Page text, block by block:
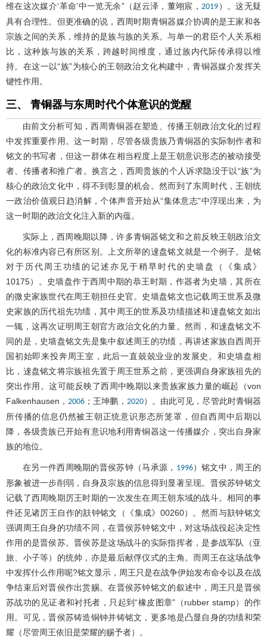
维在这次媒介‘革命’中一览无余”（赵云泽，董翊宸， 2019 ）。这无疑
具有合理性。但更准确的说，西周时期青铜器媒介协调的是王家和各
宗族之间的关系，维持的是族与族的关系。与单一的君臣个人关系相
比，这种族与族的关系，跨越时间维度，通过族内代际传承得以维
持。在这一以“族”为核心的王朝政治文化构建中，青铜器媒介发挥关
键性作用。
三、 青铜器与东周时代个体意识的觉醒
由前文分析可知，西周青铜器在塑造、传播王朝政治文化的过程
中发挥重要作用。这一时期，尽管各级贵族乃青铜器的实际制作者和
铭文的书写者，但这一群体在相当程度上是王朝意识形态的被动接受
者、传播者和推广者。换言之，西周贵族的个人诉求隐没于以“族”为
核心的政治文化中，得不到彰显的机会。然而到了东周时代，王朝统
一政治价值观日趋消解，个体声音开始从“集体意志”中浮现出来，为
这一时期的政治文化注入新的内蕴。
实际上，西周晚期以降，许多青铜器铭文和之前反映王朝政治文
化的标准内容已有所区别。上文所举的逨盘铭文就是一个例子。是铭
对于历代周王功绩的记述亦见于稍早时代的史墙盘（《集成》
10175）。史墙盘作于西周中期的恭王时期，作器者为史墙，其所在
的微史家族世代在周王朝担任史官。史墙盘铭文也记载周王世系及微
史家族的历代祖先功绩，其中周王的世系及功绩描述和逨盘铭文如出
一辄，这再次证明周王朝官方政治文化的力量。然而，和逨盘铭文不
同的是，史墙盘铭文先是集中叙述周王的功绩，再讲述家族自西周开
国初始即来投奔周王室，此后一直兢兢业业的发展史。和史墙盘相
比，逨盘铭文将宗族祖先置于周王世系之前，更强调自身家族祖先的
突出作用。这可能反映了西周中晚期以来贵族家族力量的崛起（von
Falkenhausen， 2006 ；王坤鹏， 2020）。由此可见，尽管此时青铜器
所传播的信息仍然被王朝正统意识形态所笼罩，但自西周中后期以
降，各级贵族已开始有意识地利用青铜器这一传播媒介，突出自身家
族的地位。
在另一件西周晚期的晋侯苏钟（马承源， 1996）铭文中，周王的
形象被进一步削弱，自身及宗族的信息得到显著呈现。晋侯苏钟铭文
记载了西周晚期厉王时期的一次发生在周王朝东域的战斗。相同的事
件还见诸厉王自作的㝬钟铭文（《集成》00260）。然而与㝬钟铭文
强调周王自身的功绩不同，在晋侯苏钟铭文中，对这场战役起决定性
作用的是晋侯苏。晋侯苏是这场战斗的实际指挥者，是参战军队（亚
旅、小子等）的统帅，亦是最后献俘仪式的主角。而周王在这场战争
中发挥什么作用呢?铭文显示，周王只是在战争伊始发布命令以及在战
争结束后对晋侯作出赏赐。在晋侯苏钟铭文的叙述中，周王只是晋侯
苏战功的见证者和衬托者，只起到“橡皮图章”（rubber stamp）的作
用。可见，晋侯苏铸造铜钟并铸铭文，更多地是凸显自身的功绩和荣
耀（尽管周王依旧是荣耀的赐予者）。